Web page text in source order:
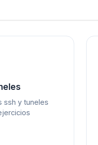
ssh y tuneles